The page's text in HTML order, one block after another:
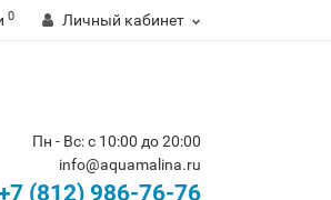
0 Личный кабинет
Пн - Вс: с 10:00 до 20:00
info@aquamalina.ru
(812) 986-76-76